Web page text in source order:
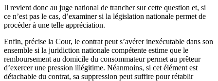
Il revient donc au juge national de trancher sur cette question et, si
ce n’est pas le cas, d’examiner si la législation nationale permet de
procéder à une telle appréciation.
Enfin, précise la Cour, le contrat peut s’avérer inexécutable dans son
ensemble si la juridiction nationale compétente estime que le
remboursement au domicile du consommateur permet au prêteur
d’exercer une pression illégitime. Néanmoins, si cet élément est
détachable du contrat, sa suppression peut suffire pour rétablir